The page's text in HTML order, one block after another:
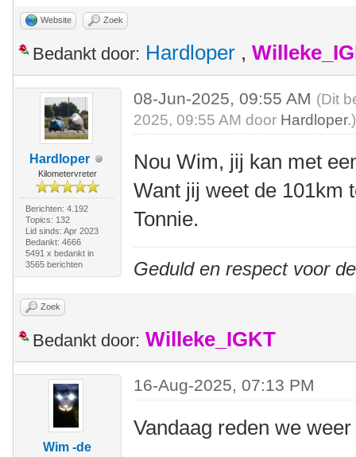
Website Zoek
Bedankt door: Hardloper ,
Hardloper
Kilometervreter
Berichten: 4.192
Topics: 132
Lid sinds: Apr 2023
Bedankt: 4666
5491 x bedankt in
3565 berichten
08-Jun-2025, 09:55 AM (Dit
2025, 09:55 AM door Hardloper.)
Nou Wim, jij kan met
Want jij weet de 101km
Tonnie.
Geduld en respect voor
Zoek
Bedankt door: Willeke_IGKT
Wim -de
16-Aug-2025, 07:13 PM
Vandaag reden we